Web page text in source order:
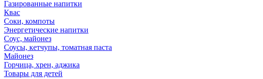
Газированные напитки
Квас
Соки, компоты
Энергетические напитки
Соус, майонез
Соусы, кетчупы, томатная паста
Майонез
Горчица, хрен, аджика
Товары для детей